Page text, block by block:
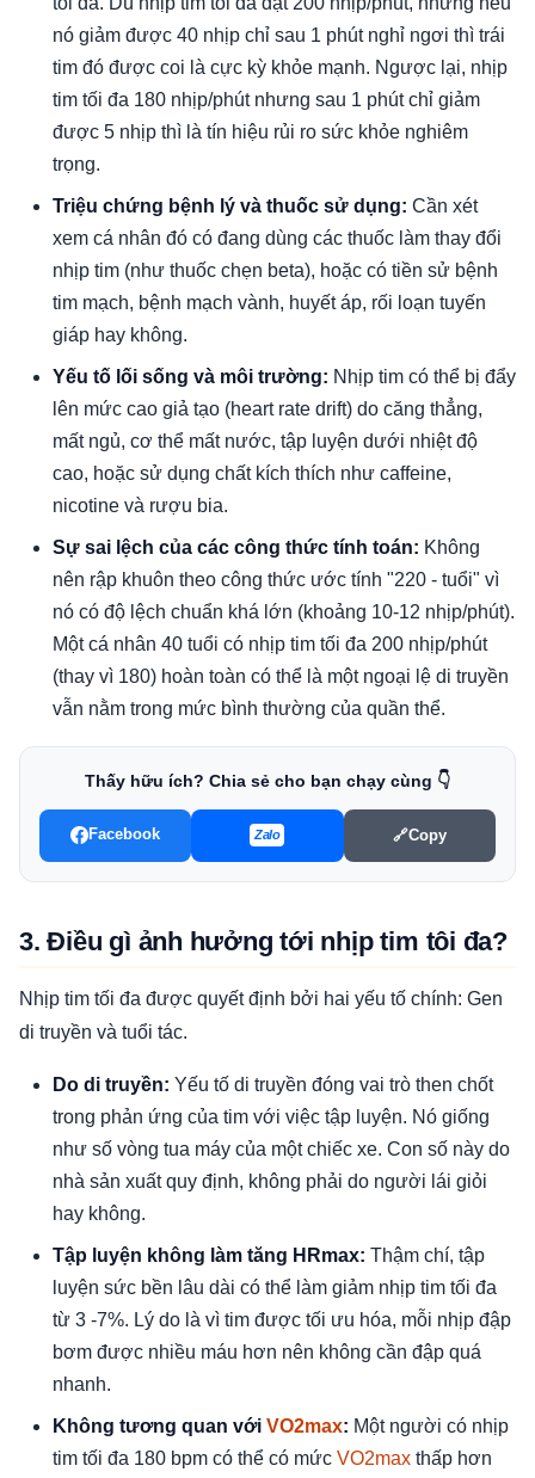
nó giảm được 40 nhịp chỉ sau 1 phút nghỉ ngơi thì trái
tim đó được coi là cực kỳ khỏe mạnh. Ngược lại, nhịp
tim tối đa 180 nhịp/phút nhưng sau 1 phút chỉ giảm
được 5 nhịp thì là tín hiệu rủi ro sức khỏe nghiêm
trọng.
Triệu chứng bệnh lý và thuốc sử dụng: Cần xét
xem cá nhân đó có đang dùng các thuốc làm thay đổi
nhịp tim (như thuốc chẹn beta), hoặc có tiền sử bệnh
tim mạch, bệnh mạch vành, huyết áp, rối loạn tuyến
giáp hay không.
Yếu tố lối sống và môi trường: Nhịp tim có thể bị đẩy
lên mức cao giả tạo (heart rate drift) do căng thẳng,
mất ngủ, cơ thể mất nước, tập luyện dưới nhiệt độ
cao, hoặc sử dụng chất kích thích như caffeine,
nicotine và rượu bia.
Sự sai lệch của các công thức tính toán: Không
nên rập khuôn theo công thức ước tính "220 - tuổi" vì
nó có độ lệch chuẩn khá lớn (khoảng 10-12 nhịp/phút).
Một cá nhân 40 tuổi có nhịp tim tối đa 200 nhịp/phút
(thay vì 180) hoàn toàn có thể là một ngoại lệ di truyền
vẫn nằm trong mức bình thường của quần thể.
Thấy hữu ích? Chia sẻ cho bạn chạy cùng 👇
Facebook Zalo 🔗Copy
3. Điều gì ảnh hưởng tới nhịp tim tôi đa?
Nhịp tim tối đa được quyết định bởi hai yếu tố chính: Gen
di truyền và tuổi tác.
Do di truyền: Yếu tố di truyền đóng vai trò then chốt
trong phản ứng của tim với việc tập luyện. Nó giống
như số vòng tua máy của một chiếc xe. Con số này do
nhà sản xuất quy định, không phải do người lái giỏi
hay không.
Tập luyện không làm tăng HRmax: Thậm chí, tập
luyện sức bền lâu dài có thể làm giảm nhịp tim tối đa
từ 3 -7%. Lý do là vì tim được tối ưu hóa, mỗi nhịp đập
bơm được nhiều máu hơn nên không cần đập quá
nhanh.
Không tương quan với VO2max: Một người có nhịp
tim tối đa 180 bpm có thể có mức VO2max thấp hơn